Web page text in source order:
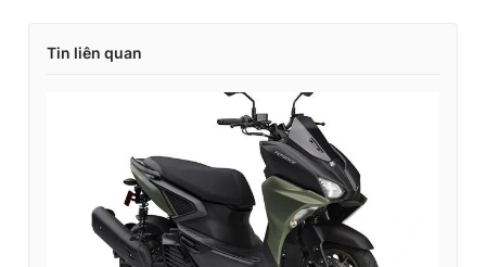
Tin liên quan